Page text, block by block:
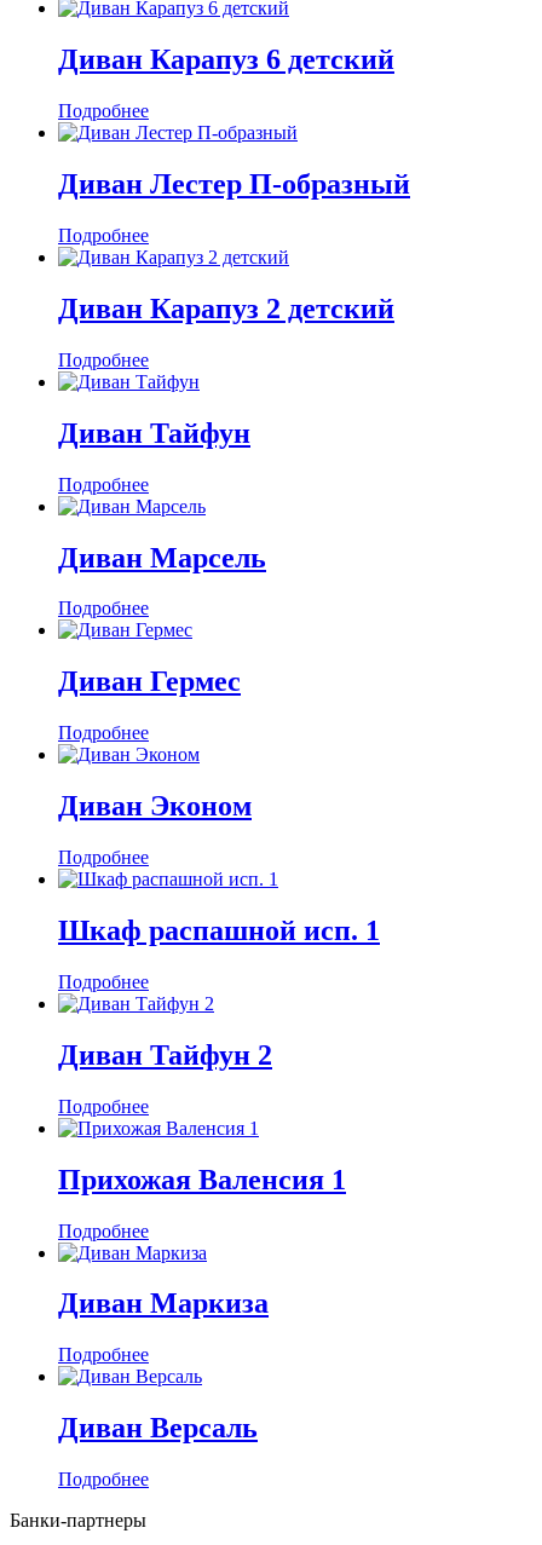
Диван Карапуз 6 детский
Подробнее
Диван Лестер П-образный
Подробнее
Диван Карапуз 2 детский
Подробнее
Диван Тайфун
Подробнее
Диван Марсель
Подробнее
Диван Гермес
Подробнее
Диван Эконом
Подробнее
Шкаф распашной исп. 1
Подробнее
Диван Тайфун 2
Подробнее
Прихожая Валенсия 1
Подробнее
Диван Маркиза
Подробнее
Диван Версаль
Подробнее
Банки-партнеры